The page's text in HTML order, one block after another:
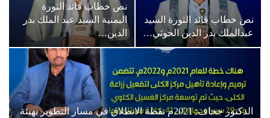
نص خطاب قائد الثورة السيد
عبدالملك بدر الدين الحوثي…
نص خطاب قائد الثورة
اليمنية السيد عبد الملك بدر
الدين…
الدكتور جحاف: 2021م نقطة الانطلاق في مسار التطوير بهيئة